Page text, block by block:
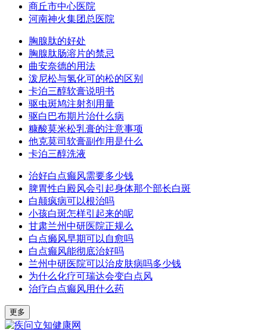
商丘市中心医院
河南神火集团总医院
胸腺肽的好处
胸腺肽肠溶片的禁忌
曲安奈德的用法
泼尼松与氢化可的松的区别
卡泊三醇软膏说明书
驱虫斑鸠注射剂用量
驱白巴布期片治什么病
糠酸莫米松乳膏的注意事项
他克莫司软膏副作用是什么
卡泊三醇洗液
治好白点癫风需要多少钱
脾胃性白殿风会引起身体那个部长白斑
白颠疯病可以根治吗
小孩白斑怎样引起来的呢
甘肃兰州中研医院正规么
白点癞风早期可以自愈吗
白点癫风能彻底治好吗
兰州中研医院可以治皮肤病吗多少钱
为什么化疗可瑞达会变白点风
治疗白点癫风用什么药
更多